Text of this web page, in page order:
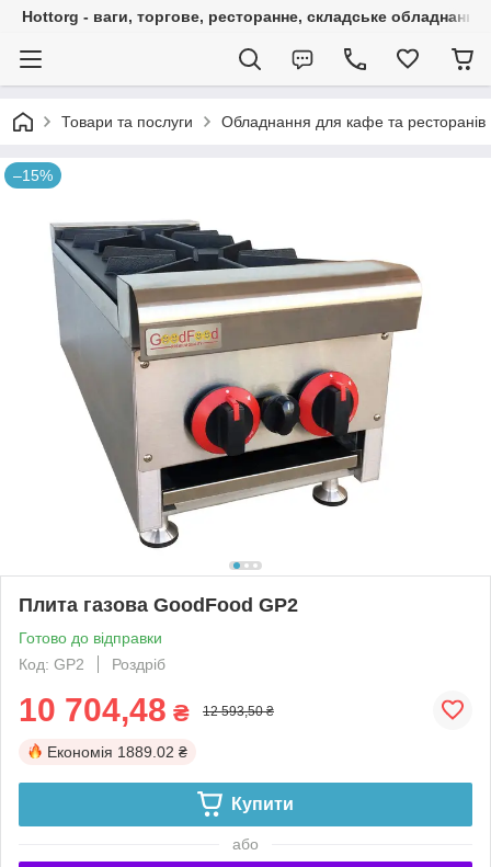
Hottorg - ваги, торгове, ресторанне, складське обладнання
Товари та послуги Обладнання для кафе та ресторанів
–15%
Плита газова GoodFood GP2
Готово до відправки
Код: GP2
Роздріб
10 704,48 ₴ 12 593,50 ₴
Економія 1889.02 ₴
Купити
або